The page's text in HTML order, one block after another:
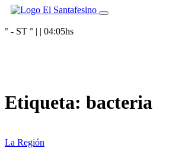
° - ST ° | | 04:05hs
Etiqueta: bacteria
La Región